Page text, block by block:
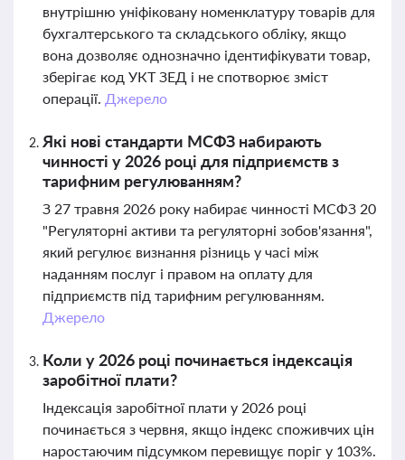
внутрішню уніфіковану номенклатуру товарів для
бухгалтерського та складського обліку, якщо
вона дозволяє однозначно ідентифікувати товар,
зберігає код УКТ ЗЕД і не спотворює зміст
операції. Джерело
Які нові стандарти МСФЗ набирають
чинності у 2026 році для підприємств з
тарифним регулюванням?
З 27 травня 2026 року набирає чинності МСФЗ 20
"Регуляторні активи та регуляторні зобов'язання",
який регулює визнання різниць у часі між
наданням послуг і правом на оплату для
підприємств під тарифним регулюванням.
Джерело
Коли у 2026 році починається індексація
заробітної плати?
Індексація заробітної плати у 2026 році
починається з червня, якщо індекс споживчих цін
наростаючим підсумком перевищує поріг у 103%.